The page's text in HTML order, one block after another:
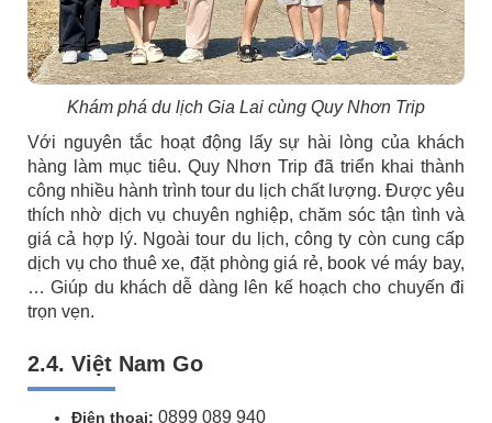
Khám phá du lịch Gia Lai cùng Quy Nhơn Trip
Với nguyên tắc hoạt động lấy sự hài lòng của khách
hàng làm mục tiêu. Quy Nhơn Trip đã triển khai thành
công nhiều hành trình tour du lịch chất lượng. Được yêu
thích nhờ dịch vụ chuyên nghiệp, chăm sóc tận tình và
giá cả hợp lý. Ngoài tour du lịch, công ty còn cung cấp
dịch vụ cho thuê xe, đặt phòng giá rẻ, book vé máy bay,
… Giúp du khách dễ dàng lên kế hoạch cho chuyến đi
trọn vẹn.
2.4. Việt Nam Go
Điện thoại: 0899 089 940